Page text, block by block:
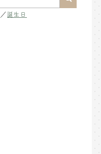
／誕生日